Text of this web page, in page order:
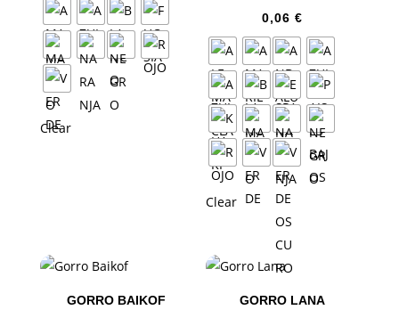
Clear
0,06€
Clear
GORRO BAIKOF
GORRO LANA